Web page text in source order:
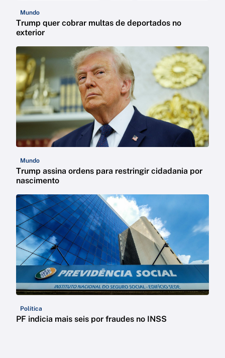
Mundo
Trump quer cobrar multas de deportados no
exterior
Mundo
Trump assina ordens para restringir cidadania por
nascimento
Política
PF indicia mais seis por fraudes no INSS